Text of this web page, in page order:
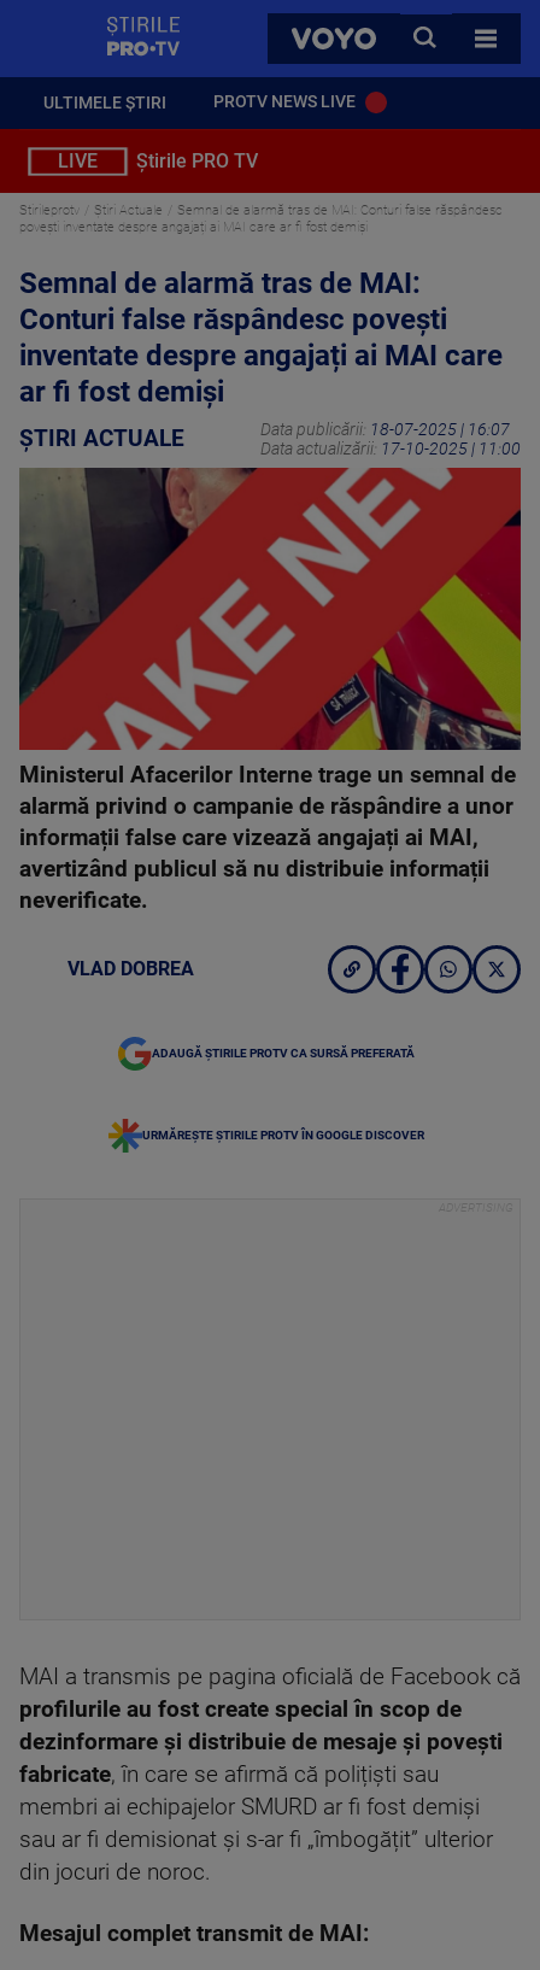
VOYO
CAUTA
TOATE
ULTIMELE ȘTIRI PROTV NEWS LIVE
LIVE Știrile PRO TV
Stirileprotv Știri Actuale
Semnal de alarmă tras de MAI: Conturi false răspândesc
povești inventate despre angajați ai MAI care ar fi fost demiși
Semnal de alarmă tras de MAI:
Conturi false răspândesc povești
inventate despre angajați ai MAI care
ar fi fost demiși
ȘTIRI ACTUALE Data publicării: 18-07-2025 | 16:07
Data actualizării: 17-10-2025 | 11:00
Ministerul Afacerilor Interne trage un semnal de
alarmă privind o campanie de răspândire a unor
informații false care vizează angajați ai MAI,
avertizând publicul să nu distribuie informații
neverificate.
VLAD DOBREA
ADAUGĂ ȘTIRILE PROTV CA SURSĂ PREFERATĂ
URMĂREȘTE ȘTIRILE PROTV ÎN GOOGLE DISCOVER
MAI a transmis pe pagina oficială de Facebook că
profilurile au fost create special în scop de
dezinformare și distribuie de mesaje și povești
fabricate, în care se afirmă că polițiști sau
membri ai echipajelor SMURD ar fi fost demiși
sau ar fi demisionat și s-ar fi „îmbogățit” ulterior
din jocuri de noroc.
Mesajul complet transmit de MAI: